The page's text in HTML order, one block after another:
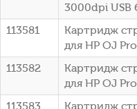
3000dpi USB
113581
Картридж
для HP OJ
113582
Картридж
для HP OJ
113583
Картридж